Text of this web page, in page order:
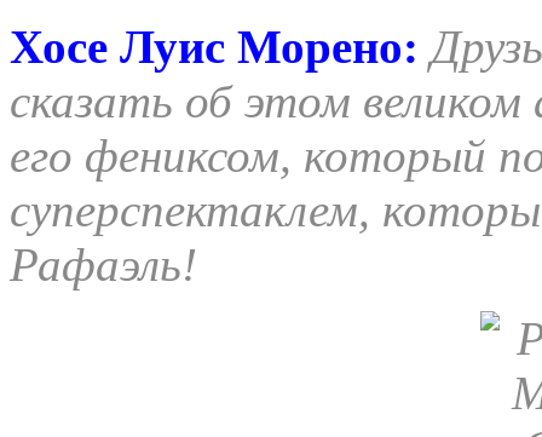
Хосе Луис Морено:
сказать об этом
его фениксом, который
суперспектаклем,
Рафаэль!